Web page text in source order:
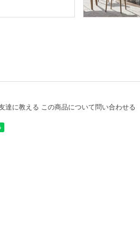
達に教える この商品について問い合わせる